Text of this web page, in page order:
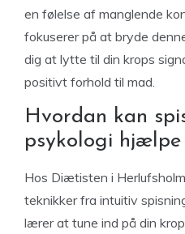
en følelse af manglende
fokuserer på at bryde
dig at lytte til din krops
positivt forhold til mad.
Hvordan kan
psykologi hjælpe
Hos Diætisten i
teknikker fra intuitiv
lærer at tune ind på din